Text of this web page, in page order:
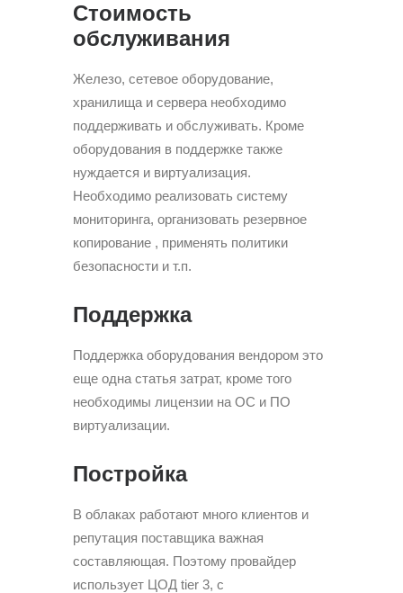
Стоимость
обслуживания
Железо, сетевое оборудование,
хранилища и сервера необходимо
поддерживать и обслуживать. Кроме
оборудования в поддержке также
нуждается и виртуализация.
Необходимо реализовать систему
мониторинга, организовать резервное
копирование , применять политики
безопасности и т.п.
Поддержка
Поддержка оборудования вендором это
еще одна статья затрат, кроме того
необходимы лицензии на ОС и ПО
виртуализации.
Постройка
В облаках работают много клиентов и
репутация поставщика важная
составляющая. Поэтому провайдер
использует ЦОД tier 3, с